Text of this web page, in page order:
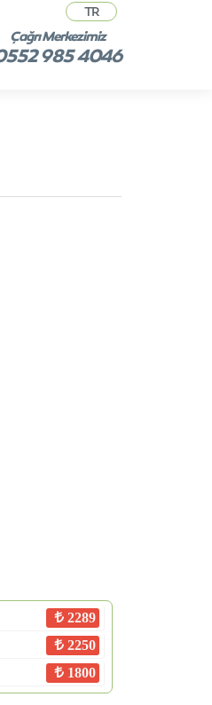
TR
Çağrı Merkezimiz
985 4046
2289
2250
1800